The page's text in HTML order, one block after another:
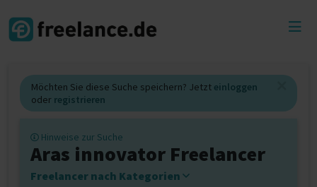
Möchten Sie diese Suche speichern? Jetzt einloggen
oder registrieren
Hinweise zur Suche
Aras innovator Freelancer
Freelancer nach Kategorien